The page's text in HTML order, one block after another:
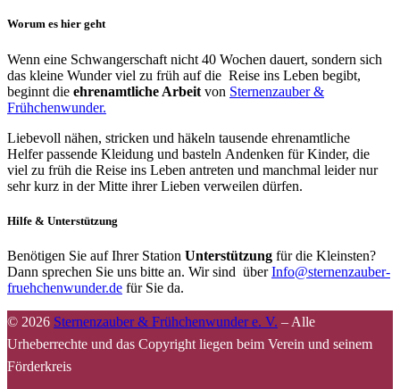
Worum es hier geht
Wenn eine Schwangerschaft nicht 40 Wochen dauert, sondern sich
das kleine Wunder viel zu früh auf die Reise ins Leben begibt,
beginnt die ehrenamtliche Arbeit von Sternenzauber &
Frühchenwunder.
Liebevoll nähen, stricken und häkeln tausende ehrenamtliche
Helfer passende Kleidung und basteln Andenken für Kinder, die
viel zu früh die Reise ins Leben antreten und manchmal leider nur
sehr kurz in der Mitte ihrer Lieben verweilen dürfen.
Hilfe & Unterstützung
Benötigen Sie auf Ihrer Station Unterstützung für die Kleinsten?
Dann sprechen Sie uns bitte an. Wir sind überInfo@sternenzauber-
fruehchenwunder.de für Sie da.
© 2026 Sternenzauber & Frühchenwunder e. V. – Alle
Urheberrechte und das Copyright liegen beim Verein und seinem
Förderkreis